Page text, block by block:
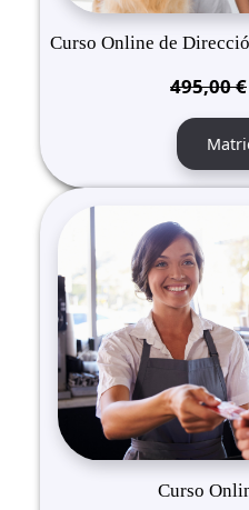
Curso Online de
495,00€
Curso